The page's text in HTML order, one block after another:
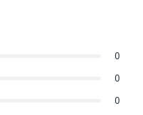
0
0
0